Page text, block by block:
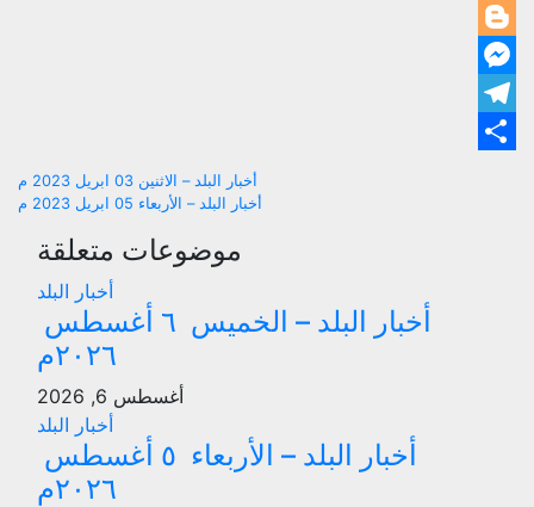
أخبار البلد – الاثنين 03 ابريل 2023 م
أخبار البلد – الأربعاء 05 ابريل 2023 م
موضوعات متعلقة
أخبار البلد
أخبار البلد – الخميس ٦ أغسطس
٢٠٢٦م
أغسطس 6, 2026
أخبار البلد
أخبار البلد – الأربعاء ٥ أغسطس
٢٠٢٦م